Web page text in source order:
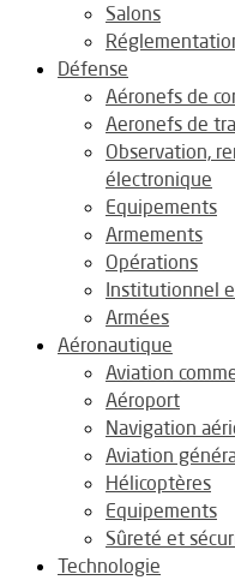
Salons
Défense
Aéronefs de
Aeronefs de
Observation,
électronique
Equipements
Armements
Opérations
Institutionnel
Armées
Aéronautique
Aviation
Aéroport
Navigation
Aviation
Hélicoptères
Equipements
Sûreté et
Technologie